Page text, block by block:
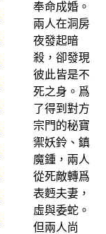
奉命成婚。
兩人在洞房
夜發起暗
殺，卻發現
彼此皆是不
死之身。爲
了得到對方
宗門的秘寶
禦妖鈴、鎮
魔鍾，兩人
從死敵轉爲
表麪夫妻，
虛與委蛇。
但兩人尚